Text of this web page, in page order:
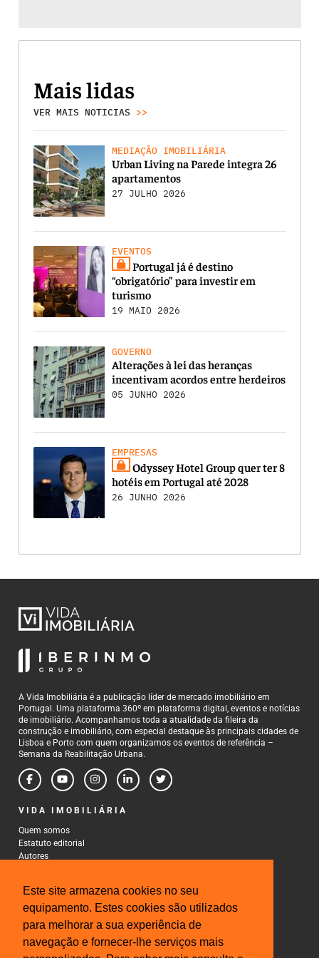
Este site armazena cookies no seu
equipamento. Estes cookies são utilizados
para melhorar a sua experiência de
navegação e fornecer-lhe serviços mais
Mais lidas
VER MAIS NOTICIAS >>
MEDIAÇÃO IMOBILIÁRIA
Urban Living na Parede integra 26
apartamentos
27 JULHO 2026
EVENTOS
Portugal já é destino
“obrigatório” para investir em
turismo
19 MAIO 2026
GOVERNO
Alterações à lei das heranças
incentivam acordos entre herdeiros
05 JUNHO 2026
EMPRESAS
Odyssey Hotel Group quer ter 8
hotéis em Portugal até 2028
26 JUNHO 2026
A Vida Imobiliária é a publicação líder de mercado imobiliário em
Portugal. Uma plataforma 360º em plataforma digital, eventos e notícias
de imobiliário. Acompanhamos toda a atualidade da fileira da
construção e imobiliário, com especial destaque às principais cidades de
Lisboa e Porto com quem organizamos os eventos de referência –
Semana da Reabilitação Urbana.
VIDA IMOBILIÁRIA
Quem somos
Estatuto editorial
Autores
CONTACTOS
Rua Gonçalo Cristovão, 185 - 6º
4000-269 Porto
Tel: 222 085 009